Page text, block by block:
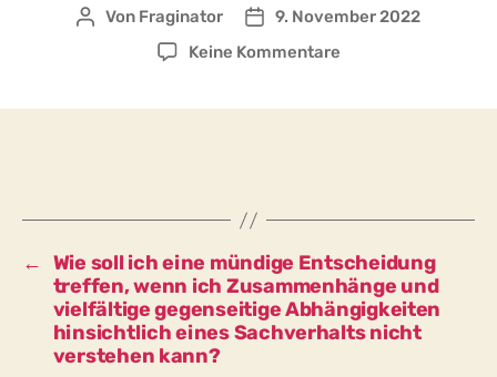
Beitragsautor
Von Fraginator Beitragsdatum
9. November 2022
Keine Kommentarezu
← Wie soll ich eine mündige Entscheidung
treffen, wenn ich Zusammenhänge und
vielfältige gegenseitige Abhängigkeiten
hinsichtlich eines Sachverhalts nicht
verstehen kann?